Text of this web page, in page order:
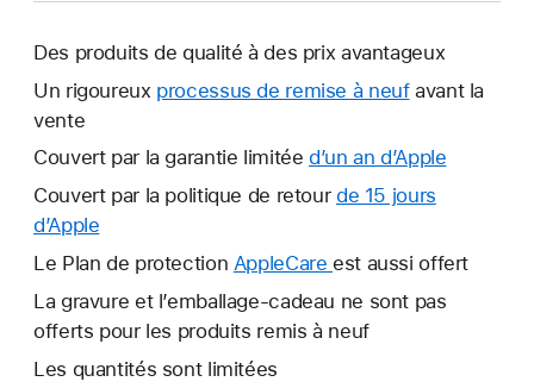
Des produits de qualité à des prix avantageux
Un rigoureux processus de remise à neufavant la
vente
Couvert par la garantie limitée d’un an d’Apple
une
Couvert par la politique de retour de 15 jours
d’Apple
lien
dans
une
nouvelle
Le Plan de protection AppleCare Ce
lien
s’ouvrira
est aussi offert
La gravure et l’emballage-cadeau ne sont pas
offerts pour les produits remis à neuf
Les quantités sont limitées